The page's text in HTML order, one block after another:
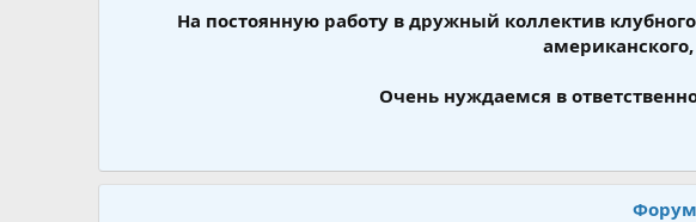
На постоянную работу в дружный коллектив
Очень нуждаемся в
Форум